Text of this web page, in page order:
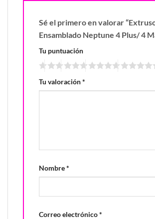
Sé el primero en valorar
Ensamblado Neptune 4 Plus/ 4
Tu puntuación
Tu valoración*
Nombre*
Correo electrónico*